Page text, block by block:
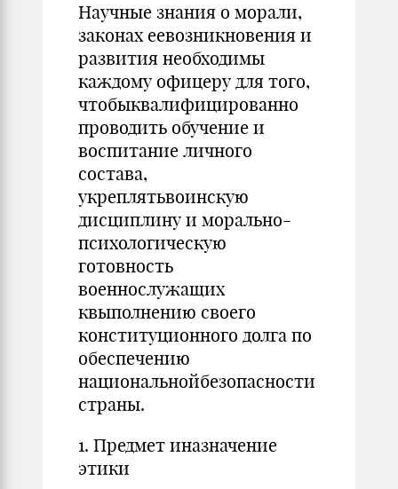
Научные знания о морали,
законах еевозникновения и
развития необходимы
каждому офицеру для того,
чтобыквалифицированно
проводить обучение и
воспитание личного
состава,
укреплятьвоинскую
дисциплину и морально-
психологическую
готовность
военнослужащих
квыполнению своего
конституционного долга по
обеспечению
национальнойбезопасности
страны.
1. Предмет иназначение
этики